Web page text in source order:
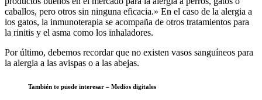
caballos, pero otros sin ninguna eficacia.» En el caso de la alergia a
los gatos, la inmunoterapia se acompaña de otros tratamientos para
la rinitis y el asma como los inhaladores.
Por último, debemos recordar que no existen vasos sanguíneos para
la alergia a las avispas o a las abejas.
También te puede interesar – Medios digitales